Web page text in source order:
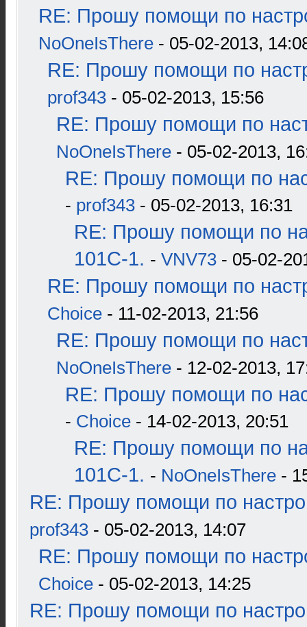
RE: Прошу помощи по
NoOneIsThere - 05-02-2013,
RE: Прошу помощи по
prof343 - 05-02-2013, 15:56
RE: Прошу помощи по
NoOneIsThere - 05-02-2013,
RE: Прошу помощи по
- prof343 - 05-02-2013, 16:31
RE: Прошу помощи по
101С-1. - VNV73 - 05-02-
RE: Прошу помощи по
Choice - 11-02-2013, 21:56
RE: Прошу помощи по
NoOneIsThere - 12-02-2013,
RE: Прошу помощи по
- Choice - 14-02-2013, 20:51
RE: Прошу помощи по
101С-1. - NoOneIsThere -
RE: Прошу помощи по
prof343 - 05-02-2013, 14:07
RE: Прошу помощи по
Choice - 05-02-2013, 14:25
RE: Прошу помощи по